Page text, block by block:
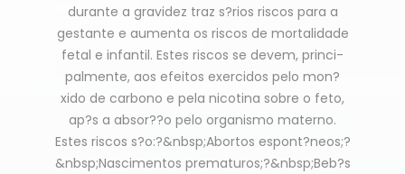
durante a gravidez traz s?rios riscos para a
gestante e aumenta os riscos de mortalidade
fetal e infantil. Estes riscos se devem, princi-
palmente, aos efeitos exercidos pelo mon?
xido de carbono e pela nicotina sobre o feto,
ap?s a absor??o pelo organismo materno.
Estes riscos s?o:?&nbsp;Abortos espont?neos;?
&nbsp;Nascimentos prematuros;?&nbsp;Beb?s